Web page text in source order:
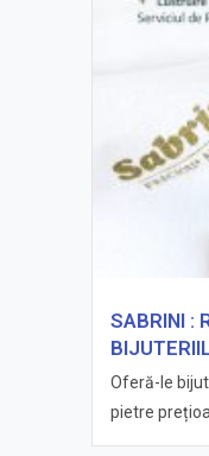
SABRINI :
Oferă-le
pietre